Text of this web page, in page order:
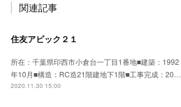
関連記事
住友アビック２１
所在：千葉県印西市小倉台一丁目1番地■建築：1992
年10月■構造：RC造21階建地下1階■工事完成：20…
2020.11.30 15:00